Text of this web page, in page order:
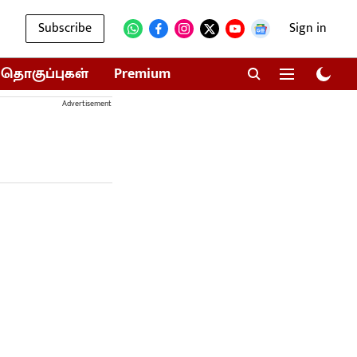
Subscribe Sign in
தொகுப்புகள் Premium
Advertisement